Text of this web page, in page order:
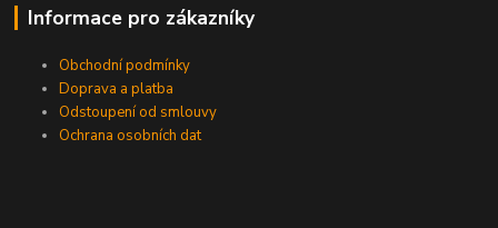
Informace pro zákazníky
Obchodní podmínky
Doprava a platba
Odstoupení od smlouvy
Ochrana osobních dat